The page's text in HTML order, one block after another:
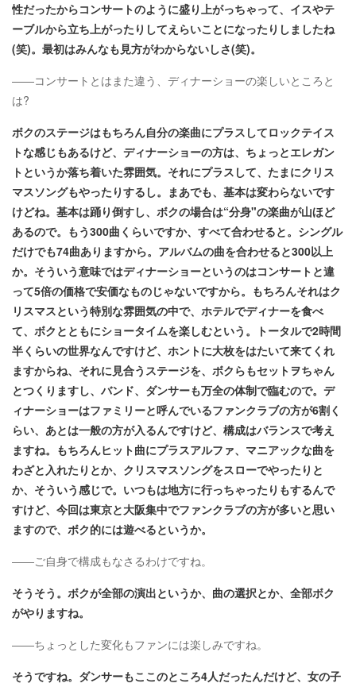
性だったからコンサートのように盛り上がっちゃって、イスやテ
ーブルから立ち上がったりしてえらいことになったりしましたね
(笑)。最初はみんなも見方がわからないしさ(笑)。
――コンサートとはまた違う、ディナーショーの楽しいところと
は?
ボクのステージはもちろん自分の楽曲にプラスしてロックテイス
トな感じもあるけど、ディナーショーの方は、ちょっとエレガン
トというか落ち着いた雰囲気。それにプラスして、たまにクリス
マスソングもやったりするし。まあでも、基本は変わらないです
けどね。基本は踊り倒すし、ボクの場合は“分身"の楽曲が山ほど
あるので。もう300曲くらいですか、すべて合わせると。シングル
だけでも74曲ありますから。アルバムの曲を合わせると300以上
か。そういう意味ではディナーショーというのはコンサートと違
って5倍の価格で安価なものじゃないですから。もちろんそれはク
リスマスという特別な雰囲気の中で、ホテルでディナーを食べ
て、ボクとともにショータイムを楽しむという。トータルで2時間
半くらいの世界なんですけど、ホントに大枚をはたいて来てくれ
ますからね、それに見合うステージを、ボクらもセットヲちゃん
とつくりますし、バンド、ダンサーも万全の体制で臨むので。デ
ィナーショーはファミリーと呼んでいるファンクラブの方が6割く
らい、あとは一般の方が入るんですけど、構成はバランスで考え
ますね。もちろんヒット曲にプラスアルファ、マニアックな曲を
わざと入れたりとか、クリスマスソングをスローでやったりと
か、そういう感じで。いつもは地方に行っちゃったりもするんで
すけど、今回は東京と大阪集中でファンクラブの方が多いと思い
ますので、ボク的には遊べるというか。
――ご自身で構成もなさるわけですね。
そうそう。ボクが全部の演出というか、曲の選択とか、全部ボク
がやりますね。
――ちょっとした変化もファンには楽しみですね。
そうですね。ダンサーもここのところ4人だったんだけど、女の子